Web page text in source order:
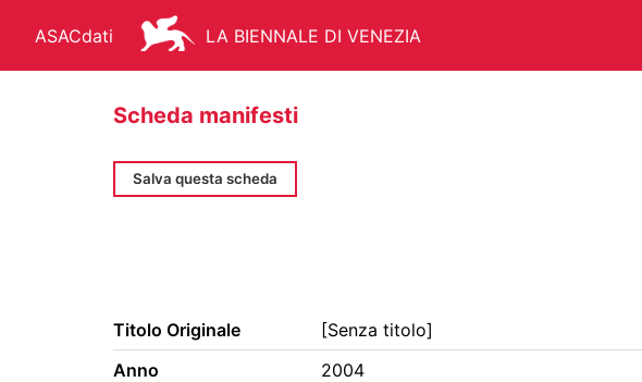
ASACdati LA BIENNALE DI VENEZIA
ARCHIVIO STORICO - ASAC
FONDO STORICO BIBLIOTECA E PERIODICI
Scheda manifesti
Salva questa scheda
Titolo Originale
[Senza titolo]
Anno
2004